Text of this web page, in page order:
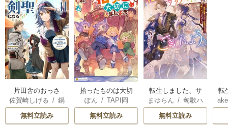
片田舎のおっさ
ん、剣聖になる
～ただの田舎の剣
術師範だったの
佐賀崎しげる /鍋
島テツヒロ
無料立読み
拾ったものは大切
にしましょう ～子
狼に気に入られた
男の転移物語～
ぽん / TAPI岡
無料立読み
転生しました、サ
ラナ・キンジェで
す。ごきげんよ
う。
まゆらん /匈歌ハ
トリ
無料立読み
転
帝